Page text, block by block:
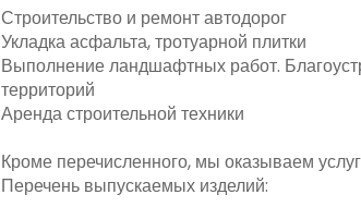
Строительство и ремонт автодорог
Укладка асфальта, тротуарной плитки
Выполнение ландшафтных работ.
территорий
Аренда строительной техники
Кроме перечисленного, мы оказываем
Перечень выпускаемых изделий: